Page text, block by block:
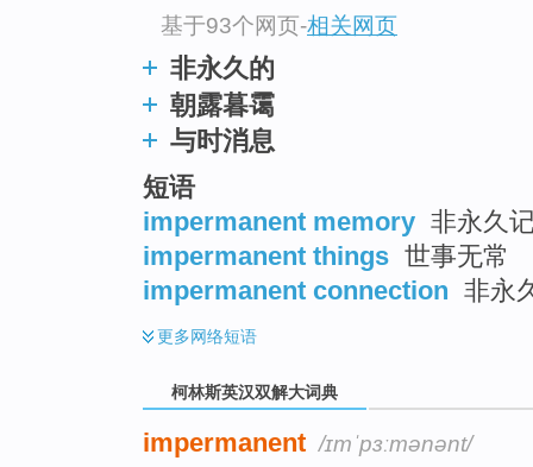
基于93个网页-相关网页
非永久的
朝露暮霭
与时消息
短语
impermanent memory 非永久
impermanent things 世事无常
impermanent connection 非永
更多网络短语
柯林斯英汉双解大词典
impermanent /ɪmˈpɜːmənənt/